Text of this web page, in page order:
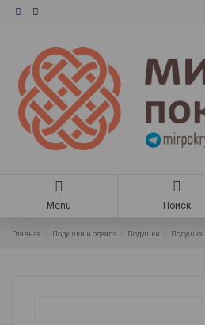
Menu Поиск
Главная Подушки и одеяла Подушки Подушка